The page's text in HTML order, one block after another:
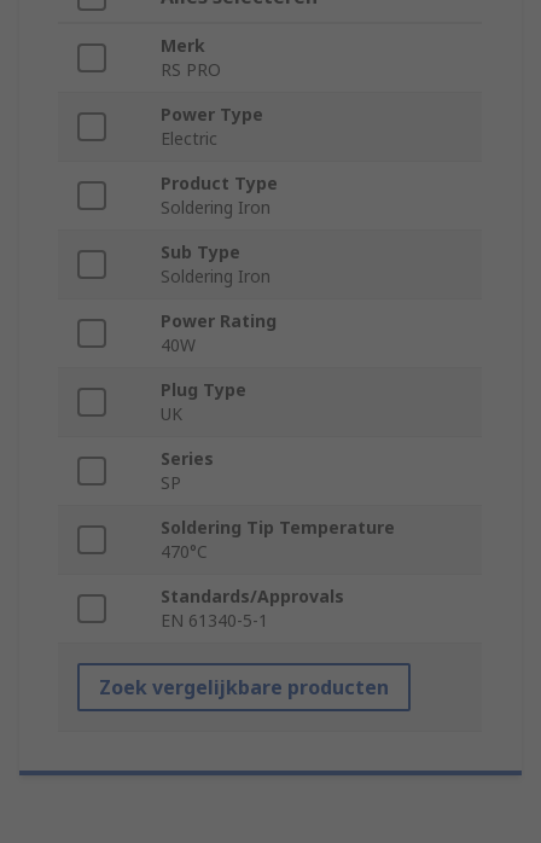
Merk
RS PRO
Power Type
Electric
Product Type
Soldering Iron
Sub Type
Soldering Iron
Power Rating
40W
Plug Type
UK
Series
SP
Soldering Tip Temperature
470°C
Standards/Approvals
EN 61340-5-1
Zoek vergelijkbare producten